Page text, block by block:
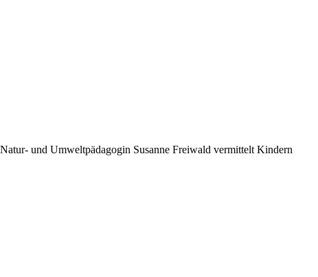
und Umweltpädagogin Susanne Freiwald vermittelt Kindern